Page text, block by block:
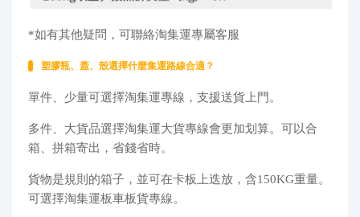
*如有其他疑問，可聯絡淘集運專屬客服
塑膠瓶、蓋、殼選擇什麼集運路線合適？
單件、少量可選擇淘集運專線，支援送貨上門。
多件、大貨品選擇淘集運大貨專線會更加划算。可以合
箱、拼箱寄出，省錢省時。
貨物是規則的箱子，並可在卡板上迭放，含150KG重量。
可選擇淘集運板車板貨專線。